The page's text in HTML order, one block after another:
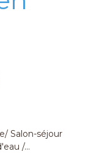
Salon-séjour
/...